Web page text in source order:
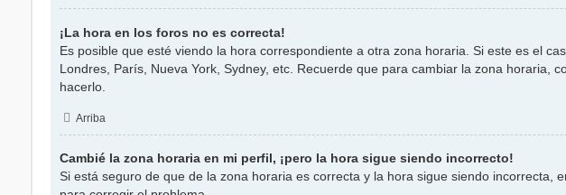
¡La hora en los foros no es correcta!
Es posible que esté viendo la hora correspondiente a otra zona horaria. Si este es el
Londres, París, Nueva York, Sydney, etc. Recuerde que para cambiar la zona
hacerlo.
Arriba
Cambié la zona horaria en mi perfil, ¡pero la hora sigue siendo incorrecto!
Si está seguro de que de la zona horaria es correcta y la hora sigue siendo